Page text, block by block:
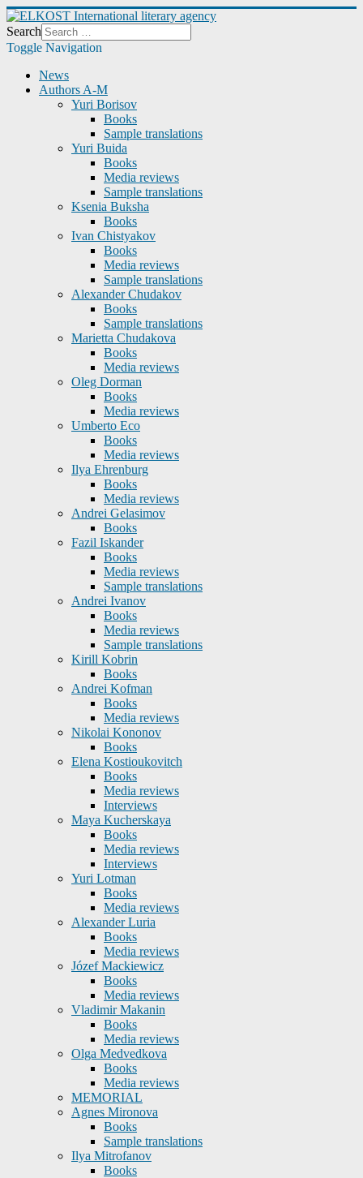
Search
Toggle Navigation
News
Authors A-M
Yuri Borisov
Books
Sample translations
Yuri Buida
Books
Media reviews
Sample translations
Ksenia Buksha
Books
Ivan Chistyakov
Books
Media reviews
Sample translations
Alexander Chudakov
Books
Sample translations
Marietta Chudakova
Books
Media reviews
Oleg Dorman
Books
Media reviews
Umberto Eco
Books
Media reviews
Ilya Ehrenburg
Books
Media reviews
Andrei Gelasimov
Books
Fazil Iskander
Books
Media reviews
Sample translations
Andrei Ivanov
Books
Media reviews
Sample translations
Kirill Kobrin
Books
Andrei Kofman
Books
Media reviews
Nikolai Kononov
Books
Elena Kostioukovitch
Books
Media reviews
Interviews
Maya Kucherskaya
Books
Media reviews
Interviews
Yuri Lotman
Books
Media reviews
Alexander Luria
Books
Media reviews
Józef Mackiewicz
Books
Media reviews
Vladimir Makanin
Books
Media reviews
Olga Medvedkova
Books
Media reviews
MEMORIAL
Agnes Mironova
Books
Sample translations
Ilya Mitrofanov
Books